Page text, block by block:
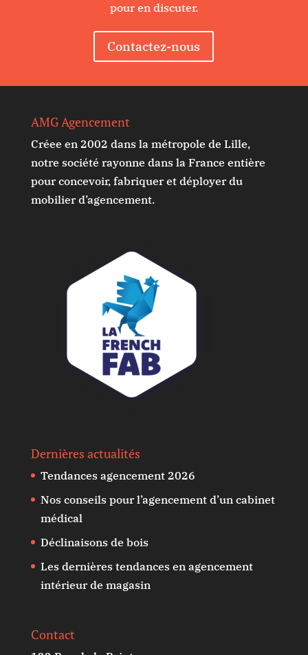
pour en discuter.
Contactez-nous
AMG Agencement
Créee en 2002 dans la métropole de Lille,
notre société rayonne dans la France entière
pour concevoir, fabriquer et déployer du
mobilier d’agencement.
Dernières actualités
Tendances agencement 2026
Nos conseils pour l’agencement d’un cabinet
médical
Déclinaisons de bois
Les dernières tendances en agencement
intérieur de magasin
Contact